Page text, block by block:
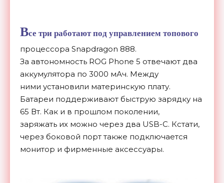
Все три работают под управлением топового
процессора Snapdragon 888.
За автономность ROG Phone 5 отвечают два
аккумулятора по 3000 мАч. Между
ними установили материнскую плату.
Батареи поддерживают быструю зарядку на
65 Вт. Как и в прошлом поколении,
заряжать их можно через два USB-C. Кстати,
через боковой порт также подключается
монитор и фирменные аксессуары.